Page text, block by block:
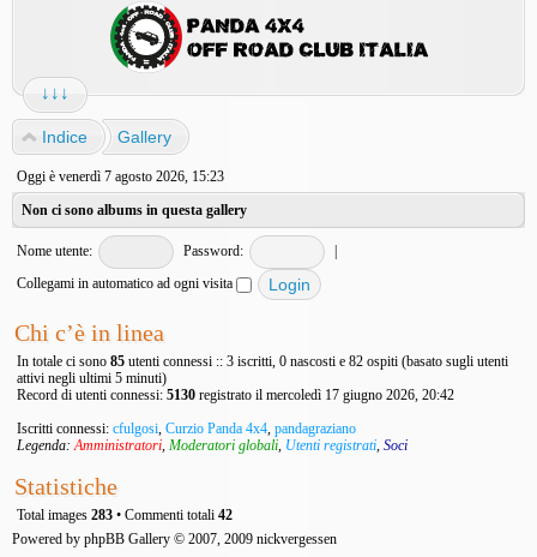
↓↓↓
Indice Gallery
Oggi è venerdì 7 agosto 2026, 15:23
Non ci sono albums in questa gallery
Nome utente: Password:
|
Collegami in automatico ad ogni visita
Chi c’è in linea
In totale ci sono 85 utenti connessi :: 3 iscritti, 0 nascosti e 82 ospiti (basato sugli utenti
attivi negli ultimi 5 minuti)
Record di utenti connessi: 5130 registrato il mercoledì 17 giugno 2026, 20:42
Iscritti connessi: cfulgosi, Curzio Panda 4x4, pandagraziano
Legenda:Amministratori, Moderatori globali, Utenti registrati, Soci
Statistiche
Total images 283 • Commenti totali 42
Powered by phpBB Gallery © 2007, 2009 nickvergessen